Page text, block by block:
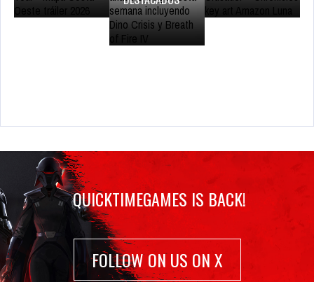
QUICKTIMEGAMES IS BACK!
FOLLOW ON US ON X